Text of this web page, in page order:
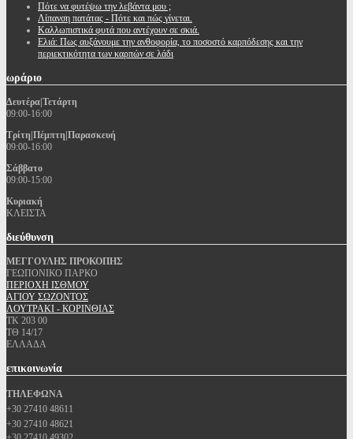
Πότε να φυτέψω την λεβάντα μου ;
Λίπανση πατάτας - Πότε και πώς γίνεται.
Καλλωπιστικά φυτά που αντέχουν σε σκιά.
Ελιά: Πως αυξάνουμε την ανθοφορία, το ποσοστό καρπόδεσης και την
περιεκτικότητα των καρπών σε λάδι
ωράριο
Δευτέρα|Τετάρτη
09:00-16:00
Τρίτη|Πέμπτη|Παρασκευή
09:00-16:00
Σάββατο
09:00-15:00
Κυριακή
ΚΛΕΙΣΤΑ
διεύθυνση
ΜΕΓΓΟΥΛΗΣ ΠΡΟΚΟΠΗΣ
ΓΕΩΠΟΝΙΚΟ ΠΑΡΚΟ
ΠΕΡΙΟΧΗ ΙΣΘΜΟΥ
ΑΓΙΟΥ ΣΩΖΟΝΤΟΣ
ΛΟΥΤΡΑΚΙ - ΚΟΡΙΝΘΙΑΣ
ΤΚ 203 00
ΤΘ 14/17
ΕΛΛΑΔΑ
επικοινωνία
ΤΗΛΕΦΩΝΑ
+30 27410 48611
+30 27410 48621